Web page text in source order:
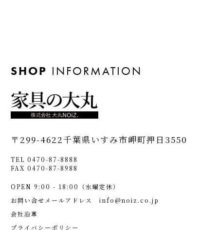
SHOP INFORMATION
〒299-4622千葉県いすみ市岬町押日3550
TEL 0470-87-8888
FAX 0470-87-8988
OPEN 9:00 - 18:00（水曜定休）
お問い合せメールアドレスinfo@noiz.co.jp
会社沿革
プライバシーポリシー